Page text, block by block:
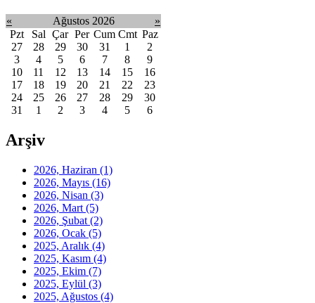
« Ağustos 2026
»
Pzt
Sal Çar Per Cum Cmt Paz
27
28 29 30 31 1
2
3
4 5 6 7 8
9
10
11 12 13 14 15
16
17
18 19 20 21 22
23
24
25 26 27 28 29
30
31
1 2 3 4 5 6
Arşiv
2026, Haziran (1)
2026, Mayıs (16)
2026, Nisan (3)
2026, Mart (5)
2026, Şubat (2)
2026, Ocak (5)
2025, Aralık (4)
2025, Kasım (4)
2025, Ekim (7)
2025, Eylül (3)
2025, Ağustos (4)